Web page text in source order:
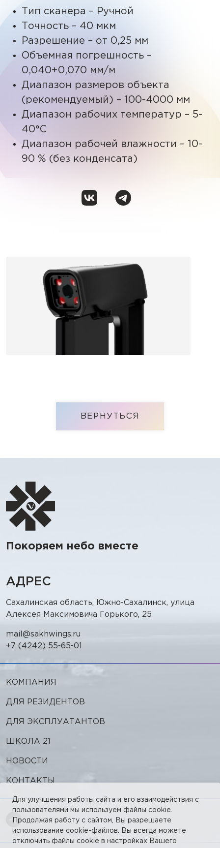
Тип сканера – Ручной
Точность – 40 мкм
Разрешение – от 0,25 мм
Объемная погрешность –
0,040+0,070 мм/м
Диапазон размеров объекта
(рекомендуемый) – 100-4000 мм
Диапазон рабочих температур – 5-
40°C
Диапазон рабочей влажности – 10-
90 % (без конденсата)
ВЕРНУТЬСЯ
Покоряем небо вместе
АДРЕС
Сахалинская область, Южно-Сахалинск, улица
Алексея Максимовича Горького, 25
mail@sakhwings.ru
+7 (4242) 55-65-01
КОМПАНИЯ
ДЛЯ РЕЗИДЕНТОВ
ДЛЯ ЭКСПЛУАТАНТОВ
ШКОЛА 21
НОВОСТИ
КОНТАКТЫ
Telegram
Для улучшения работы сайта и его взаимодействия с
пользователями мы используем файлы cookie.
Продолжая работу с сайтом, Вы разрешаете
использование cookie-файлов. Вы всегда можете
отключить файлы cookie в настройках Вашего